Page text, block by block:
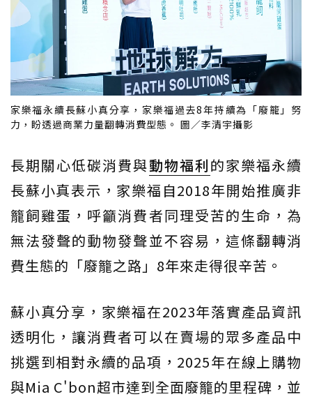
家樂福永續長蘇小真分享，家樂福過去8年持續為「廢籠」努
力，盼透過商業力量翻轉消費型態。 圖／李清宇攝影
長期關心低碳消費與動物福利的家樂福永續
長蘇小真表示，家樂福自2018年開始推廣非
籠飼雞蛋，呼籲消費者同理受苦的生命，為
無法發聲的動物發聲並不容易，這條翻轉消
費生態的「廢籠之路」8年來走得很辛苦。
蘇小真分享，家樂福在2023年落實產品資訊
透明化，讓消費者可以在賣場的眾多產品中
挑選到相對永續的品項，2025年在線上購物
與Mia C'bon超市達到全面廢籠的里程碑，並